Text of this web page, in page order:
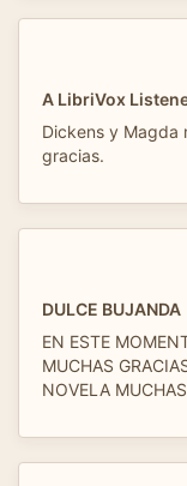
A LibriVox
Dickens y Magda
gracias.
DULCE BUJANDA
EN ESTE
MUCHAS
NOVELA